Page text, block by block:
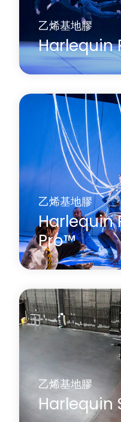
了解更多
關於 Harlequin Marine™
乙烯基地膠
Harlequin
Harlequin Reversible
板。它是一款用途廣
板，雙面均具有防滑
了解更多
關於 Harlequin Reversible™
乙烯基地膠
Harlequin
Pro™
Harlequin Reversible
地板，採用礦物纖維
理想的印刷表面。它
材料，雙面均具有防
了解更多
關於 Harlequin Reversible
乙烯基地膠
Harlequin